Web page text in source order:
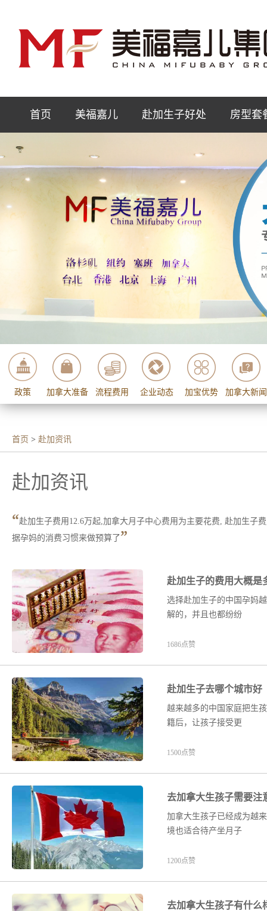
首页 美福嘉儿 赴加生子好处 房型套
政策 加拿大准备 流程费用 企业动态 加宝优势 加拿大新闻
首页 > 赴加资讯
赴加资讯
“赴加生子费用12.6万起,加拿大月子中心费用为主要花费, 赴加生子
据孕妈的消费习惯来做预算了 ”
赴加生子的费用大概是
选择赴加生子的中国孕妈
解的，并且也都纷纷
1686点赞
赴加生子去哪个城市好
越来越多的中国家庭把生
籍后，让孩子接受更
1500点赞
去加拿大生孩子需要注
加拿大生孩子已经成为越
境也适合待产坐月子
1200点赞
去加拿大生孩子有什么